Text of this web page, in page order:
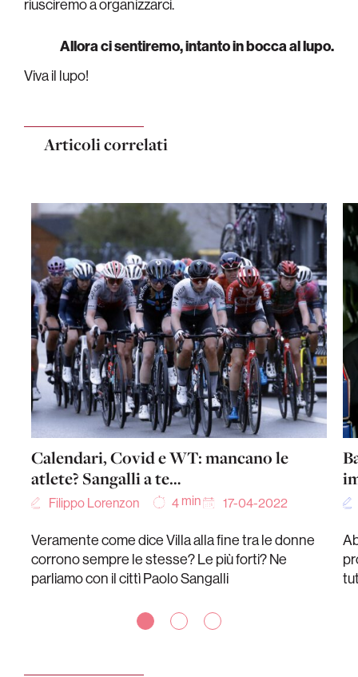
riusciremo a organizzarci.
Allora ci sentiremo, intanto in bocca al lupo.
Viva il lupo!
Articoli correlati
Calendari, Covid e WT: mancano le
atlete? Sangalli a te…
Filippo Lorenzon 4 min 17-04-2022
Veramente come dice Villa alla fine tra le donne
corrono sempre le stesse? Le più forti? Ne
parliamo con il cittì Paolo Sangalli